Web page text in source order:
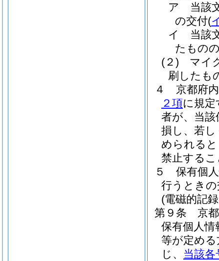
ア
当該
の交付(
イ
当該
たもの
(２)
マイ
刷したも
４
京都府
２項に規
者が、当
損し、若
められる
禁止する
５
保有個
行うとき
(電磁的記
第９条
京
保有個人
等が定め
じ、 当該各